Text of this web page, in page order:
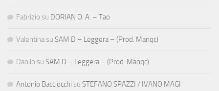
Fabrizio su DORIAN O. A. – Tao
Valentina su SAM D – Leggera – (Prod. Manqc)
Danilo su SAM D – Leggera – (Prod. Manqc)
Antonio Bacciocchi su STEFANO SPAZZI / IVANO MAGI